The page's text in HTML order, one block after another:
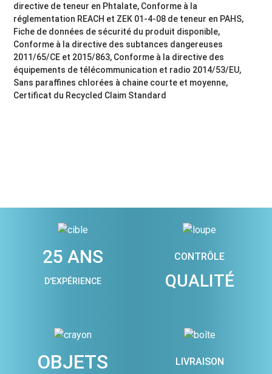
directive de teneur en Phtalate, Conforme à la
réglementation REACH et ZEK 01-4-08 de teneur en PAHS,
Fiche de données de sécurité du produit disponible,
Conforme à la directive des subtances dangereuses
2011/65/CE et 2015/863, Conforme à la directive des
équipements de télécommunication et radio 2014/53/EU,
Sans paraffines chlorées à chaine courte et moyenne,
Certificat du Recycled Claim Standard
25 ANS
D'EXPÉRIENCE
CONTRÔLE
QUALITÉ
OBJETS LIVRAISON